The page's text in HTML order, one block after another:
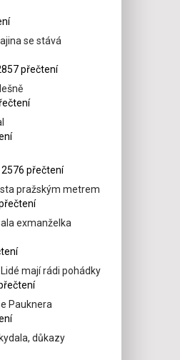
se stává
přečtení
2576 přečtení
pražským metrem
exmanželka
mají rádi pohádky
Pauknera
důkazy